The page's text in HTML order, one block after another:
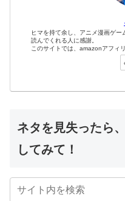
ヒマを持て余し、アニメ漫画ゲー
読んでくれる人に感謝。
このサイトでは、amazonアフィ
ネタを見失ったら
してみて！